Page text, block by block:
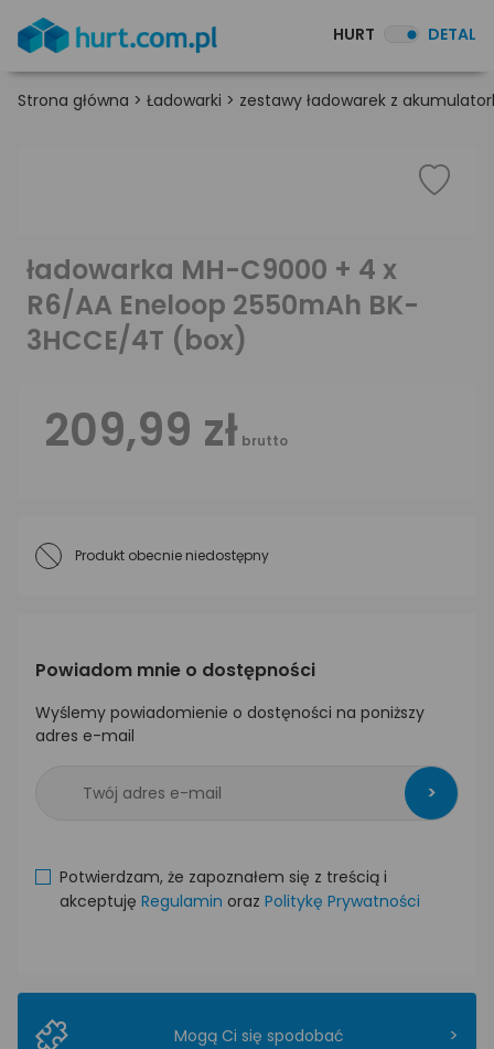
HURT DETAL
Strona główna > Ładowarki > zestawy ładowarek z
ładowarka MH-C9000 + 4 x
R6/AA Eneloop 2550mAh BK-
3HCCE/4T (box)
209,99 zł brutto
Produkt obecnie niedostępny
Powiadom mnie o dostępności
Wyślemy powiadomienie o dostęności na poniższy
adres e-mail
>
Potwierdzam, że zapoznałem się z treścią i
akceptuję Regulamin oraz Politykę Prywatności
Mogą Ci się spodobać >